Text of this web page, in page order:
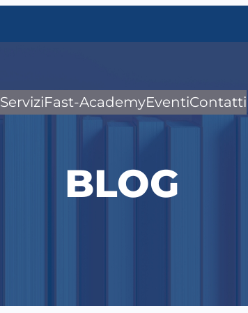
BLOG
ServiziFast-AcademyEventiContatti